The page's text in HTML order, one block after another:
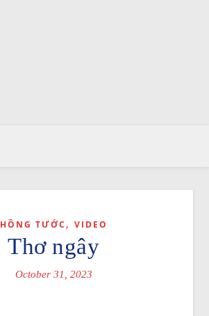
HỒNG TƯỚC , VIDEO
Thơ ngây
October 31, 2023